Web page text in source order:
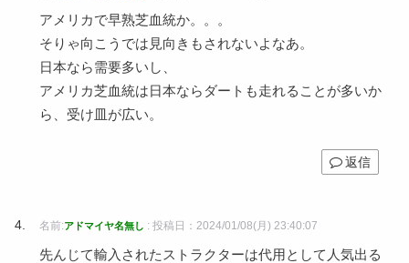
アメリカで早熟芝血統か。。。
そりゃ向こうでは見向きもされないよなあ。
日本なら需要多いし、
アメリカ芝血統は日本ならダートも走れることが多いか
ら、受け皿が広い。
返信
名前:アドマイヤ名無し : 投稿日：2024/01/08(月) 23:40:07
先んじて輸入されたストラクターは代用として人気出る